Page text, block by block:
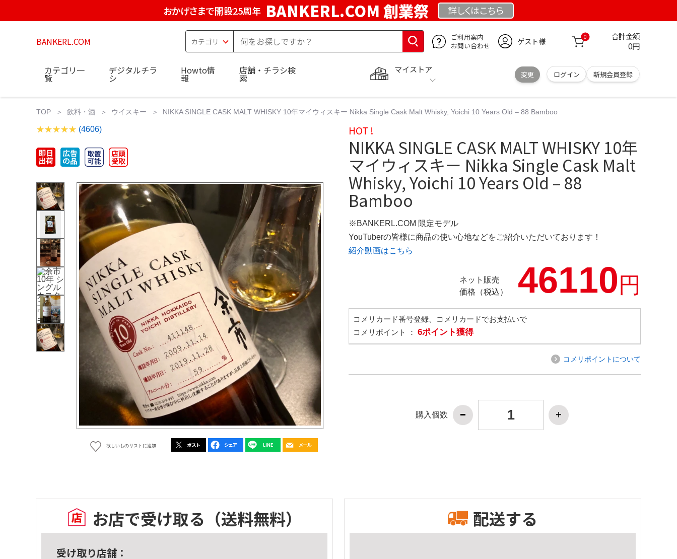
おかげさまで開設25周年 BANKERL.COM 創業祭 詳しくはこちら
BANKERL.COM
ご利用案内
お問い合わせ
ゲスト様 0 合計金額
0円
マイストア
変更 ログイン 新規会員登録
カテゴリ一
覧
デジタルチラ
シ
Howto情
報
店舗・チラシ検
索
TOP 飲料・酒 ウイスキー NIKKA SINGLE CASK MALT WHISKY 10年マイウィスキー Nikka Single Cask Malt Whisky, Yoichi 10 Years Old – 88 Bamboo
(4606)
欲しいものリストに追加
HOT !
NIKKA SINGLE CASK MALT WHISKY 10年
マイウィスキー Nikka Single Cask Malt
Whisky, Yoichi 10 Years Old – 88
Bamboo
※BANKERL.COM 限定モデル
YouTuberの皆様に商品の使い心地などをご紹介いただいております！
紹介動画はこちら
ネット販売
価格（税込）
46110円
コメリカード番号登録、コメリカードでお支払いで
コメリポイント ： 6ポイント獲得
コメリポイントについて
購入個数
お店で受け取る （送料無料）
受け取り店舗：
配送する